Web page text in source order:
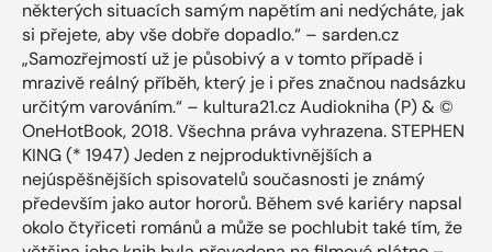
některých situacích samým napětím ani nedýcháte, jak
si přejete, aby vše dobře dopadlo.“ – sarden.cz
„Samozřejmostí už je působivý a v tomto případě i
mrazivě reálný příběh, který je i přes značnou nadsázku
určitým varováním.“ – kultura21.cz Audiokniha (P) & ©
OneHotBook, 2018. Všechna práva vyhrazena. STEPHEN
KING (* 1947) Jeden z nejproduktivnějších a
nejúspěšnějších spisovatelů současnosti je známý
především jako autor hororů. Během své kariéry napsal
okolo čtyřiceti románů a může se pochlubit také tím, že